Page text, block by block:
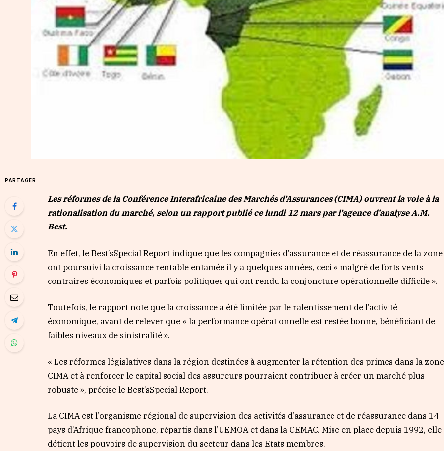
PARTAGER
Les réformes de la Conférence Interafricaine des Marchés d’Assurances (CIMA) ouvrent la voie à la
rationalisation du marché, selon un rapport publié ce lundi 12 mars par l’agence d’analyse A.M.
Best.
En effet, le Best’sSpecial Report indique que les compagnies d’assurance et de réassurance de la zone
ont poursuivi la croissance rentable entamée il y a quelques années, ceci « malgré de forts vents
contraires économiques et parfois politiques qui ont rendu la conjoncture opérationnelle difficile ».
Toutefois, le rapport note que la croissance a été limitée par le ralentissement de l’activité
économique, avant de relever que « la performance opérationnelle est restée bonne, bénéficiant de
faibles niveaux de sinistralité ».
« Les réformes législatives dans la région destinées à augmenter la rétention des primes dans la zone
CIMA et à renforcer le capital social des assureurs pourraient contribuer à créer un marché plus
robuste », précise le Best’sSpecial Report.
La CIMA est l’organisme régional de supervision des activités d’assurance et de réassurance dans 14
pays d’Afrique francophone, répartis dans l’UEMOA et dans la CEMAC. Mise en place depuis 1992, elle
détient les pouvoirs de supervision du secteur dans les Etats membres.